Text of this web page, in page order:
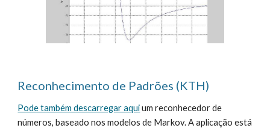
Reconhecimento de Padrões (KTH)
Pode também descarregar aqui um reconhecedor de
números, baseado nos modelos de Markov. A aplicação está